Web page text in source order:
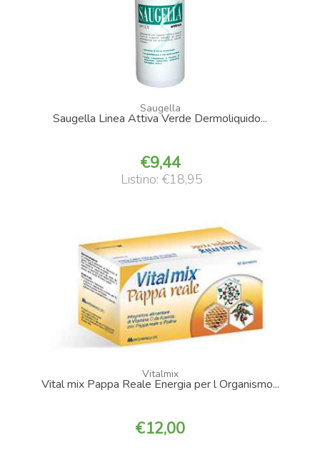
Saugella
Saugella Linea Attiva Verde Dermoliquido...
9,44
Listino: €18,95
Vitalmix
Vital mix Pappa Reale Energia per l Organismo...
12,00